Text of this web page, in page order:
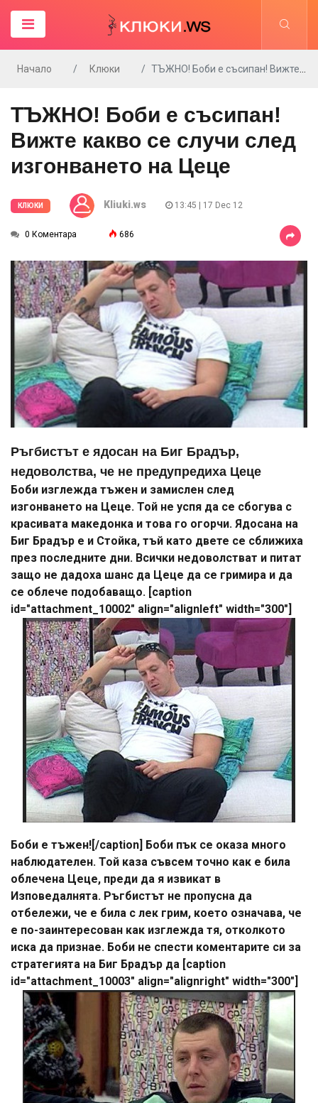
Начало Клюки ТЪЖНО! Боби е съсипан! Вижте какво се случи след изгонването на Цеце
ТЪЖНО! Боби е съсипан!
Вижте какво се случи след
изгонването на Цеце
КЛЮКИ Kliuki.ws 13:45 | 17 Dec 12
0 Коментара 686
Ръгбистът е ядосан на Биг Брадър,
недоволства, че не предупредиха Цеце
Боби изглежда тъжен и замислен след
изгонването на Цеце. Той не успя да се сбогува с
красивата македонка и това го огорчи. Ядосана на
Биг Брадър е и Стойка, тъй като двете се сближиха
през последните дни. Всички недоволстват и питат
защо не дадоха шанс да Цеце да се гримира и да
се облече подобаващо. [caption
id="attachment_10002" align="alignleft" width="300"]
Боби е тъжен![/caption] Боби пък се оказа много
наблюдателен. Той каза съвсем точно как е била
облечена Цеце, преди да я извикат в
Изповедалнята. Ръгбистът не пропусна да
отбележи, че е била с лек грим, което означава, че
е по-заинтересован как изглежда тя, отколкото
иска да признае. Боби не спести коментарите си за
стратегията на Биг Брадър да [caption
id="attachment_10003" align="alignright" width="300"]